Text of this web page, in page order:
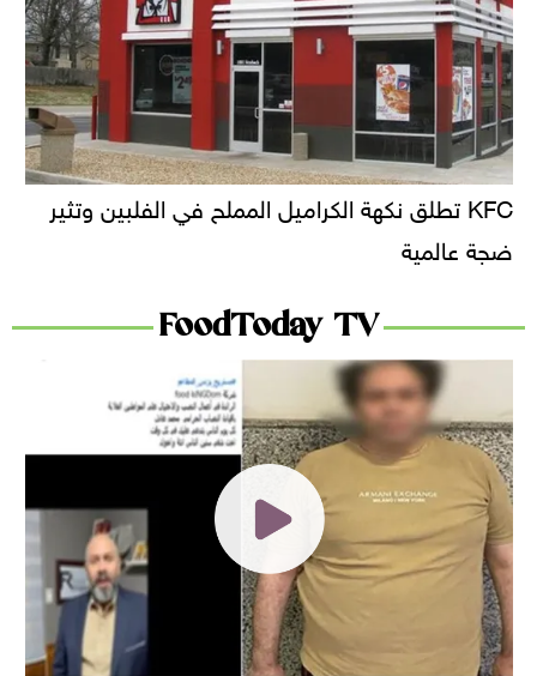
KFC تطلق نكهة الكراميل المملح في الفلبين وتثير
ضجة عالمية
FoodToday TV